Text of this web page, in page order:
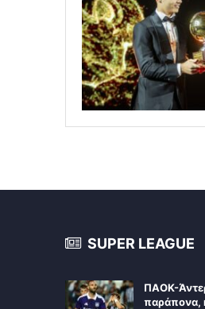
SUPER LEAGUE
ΠΑΟΚ-
παράπονα,